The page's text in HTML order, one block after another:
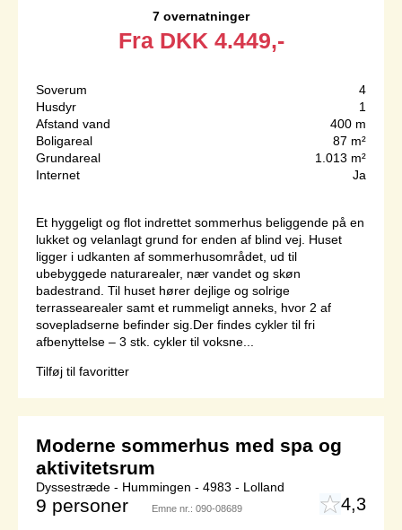
7 overnatninger
Fra DKK 4.449,-
Soverum
4
Husdyr
1
Afstand vand
400 m
Boligareal
87 m²
Grundareal
1.013 m²
Internet
Ja
Et hyggeligt og flot indrettet sommerhus beliggende på en
lukket og velanlagt grund for enden af blind vej. Huset
ligger i udkanten af sommerhusområdet, ud til
ubebyggede naturarealer, nær vandet og skøn
badestrand. Til huset hører dejlige og solrige
terrassearealer samt et rummeligt anneks, hvor 2 af
sovepladserne befinder sig.Der findes cykler til fri
afbenyttelse – 3 stk. cykler til voksne...
Tilføj til favoritter
Moderne sommerhus med spa og
aktivitetsrum
Dyssestræde - Hummingen - 4983 - Lolland
9 personer Emne nr.: 090-08689 4,3